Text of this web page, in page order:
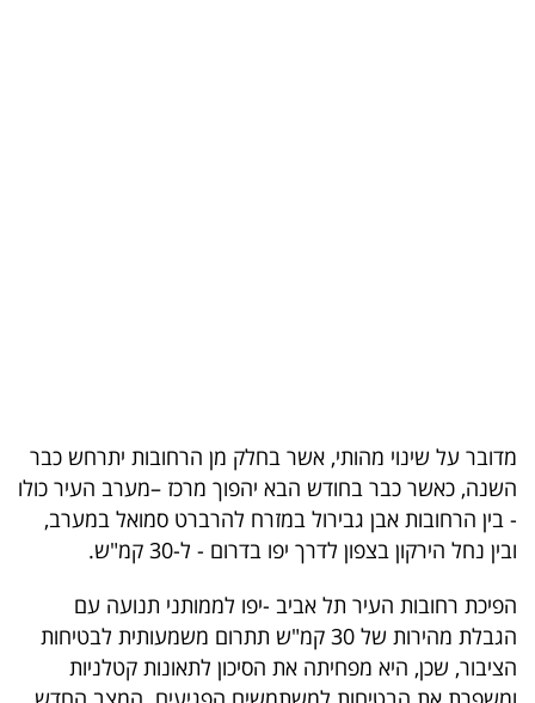
הכלכלי
פודקאסט
40
UNDER
40
מדובר על שינוי מהותי, אשר בחלק מן הרחובות יתרחש כבר
השנה, כאשר כבר בחודש הבא יהפוך מרכז –מערב העיר כולו
- בין הרחובות אבן גבירול במזרח להרברט סמואל במערב,
ובין נחל הירקון בצפון לדרך יפו בדרום - ל-30 קמ"ש.
הפיכת רחובות העיר תל אביב -יפו לממותני תנועה עם
הגבלת מהירות של 30 קמ"ש תתרום משמעותית לבטיחות
הציבור, שכן, היא מפחיתה את הסיכון לתאונות קטלניות